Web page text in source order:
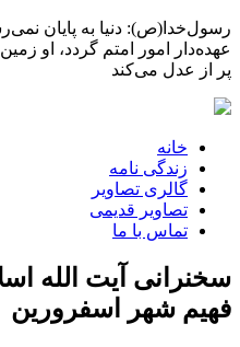
رسول‌خدا(ص): دنیا به پایان
عهده‌دار امور امتم گردد، او
پر از عدل می‌کند
خانه
زندگی نامه
گالری تصاویر
تصاویر قدیمی
تماس با ما
سخنرانی آیت الله
فهیم شهر اسفرورین